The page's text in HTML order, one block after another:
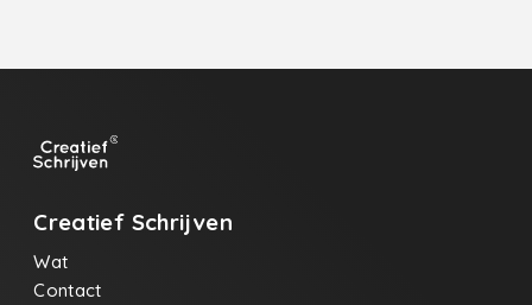
Creatief Schrijven
Wat
Contact